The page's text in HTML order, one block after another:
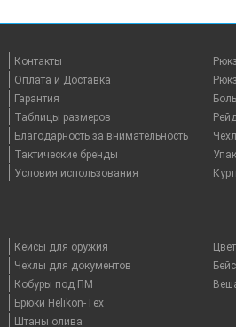
Контакты
Оплата и Доставка
Гарантия
Таблицы размеров
Благодарность за внимательность
Тактические бренды
Условия использования
Кейсы для оружия
Чехлы для документов
Кобуры под ПМ
Брюки Helikon-Tex
Штаны олива